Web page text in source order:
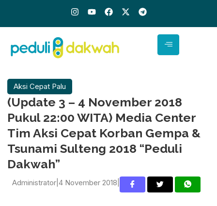
I
s
a
g
Y
u
u
b
F
a
c
b
o
X
t
T
e
l
Aksi Cepat Palu
(Update 3 – 4 November 2018
Pukul 22:00 WITA) Media Center
Tim Aksi Cepat Korban Gempa &
Tsunami Sulteng 2018 “Peduli
Dakwah”
Administrator 4 November 2018